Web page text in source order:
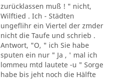
zurücklassen muß ! " nicht,
Wilftied . Ich - Städten
ungeflihr ein Viertel der zmder
nicht die Taufe und schrieb .
Antwort, "O, " ich Sie habe
sputen ein nur " Ja , ' mal ich
lommeu mtd lautete -u " Sorge
habe bis jeht noch die Hälfte